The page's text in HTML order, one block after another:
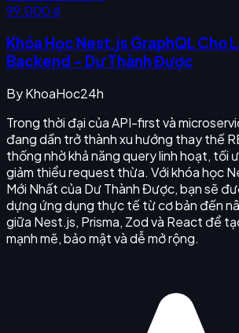
99.000 ₫
Khóa Học Nest.js GraphQL Cho
Backend - Dư Thành Được
ByKhoaHoc24h
Trong thời đại của API-first và
đang dần trở thành xu hướng thay thế
thống nhờ khả năng query linh hoạt, tối
giảm thiểu request thừa. Với khóa học
Mới Nhất của Dư Thành Được, bạn sẽ
dựng ứng dụng thực tế từ cơ bản đến
giữa Nest.js, Prisma, Zod và React để
mạnh mẽ, bảo mật và dễ mở rộng.